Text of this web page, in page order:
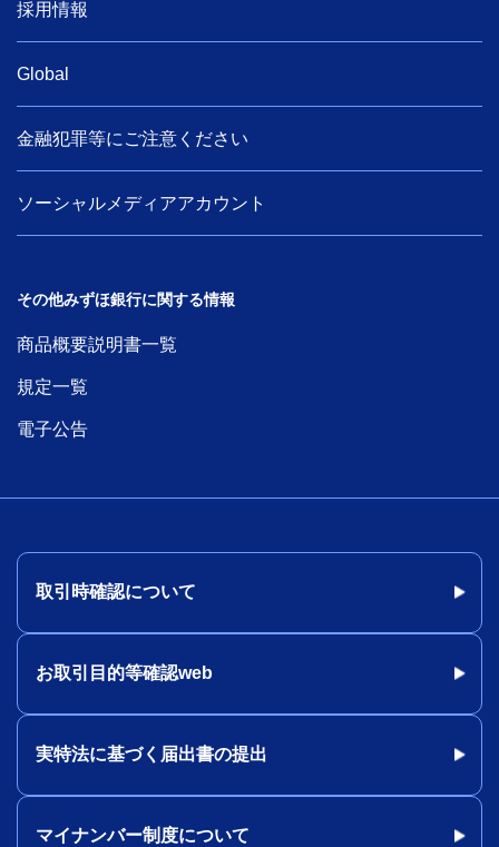
生涯学習
お客さまサポート
採用情報
Global
金融犯罪等にご注意ください
ソーシャルメディアアカウント
その他みずほ銀行に関する情報
商品概要説明書一覧
規定一覧
電子公告
取引時確認について
お取引目的等確認web
実特法に基づく届出書の提出
マイナンバー制度について